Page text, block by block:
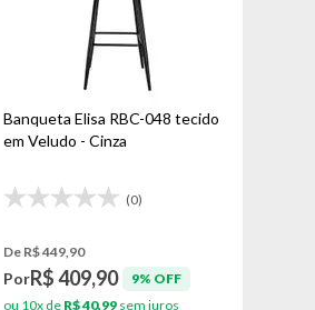
Banqueta Elisa RBC-048 tecido
em Veludo - Cinza
(0)
De R$ 449,90
PorR$ 409,90
9% OFF
ou 10x de R$ 40,99 sem juros